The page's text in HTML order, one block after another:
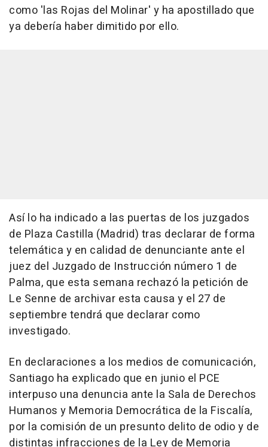
como 'las Rojas del Molinar' y ha apostillado que
ya debería haber dimitido por ello.
Así lo ha indicado a las puertas de los juzgados
de Plaza Castilla (Madrid) tras declarar de forma
telemática y en calidad de denunciante ante el
juez del Juzgado de Instrucción número 1 de
Palma, que esta semana rechazó la petición de
Le Senne de archivar esta causa y el 27 de
septiembre tendrá que declarar como
investigado.
En declaraciones a los medios de comunicación,
Santiago ha explicado que en junio el PCE
interpuso una denuncia ante la Sala de Derechos
Humanos y Memoria Democrática de la Fiscalía,
por la comisión de un presunto delito de odio y de
distintas infracciones de la Ley de Memoria